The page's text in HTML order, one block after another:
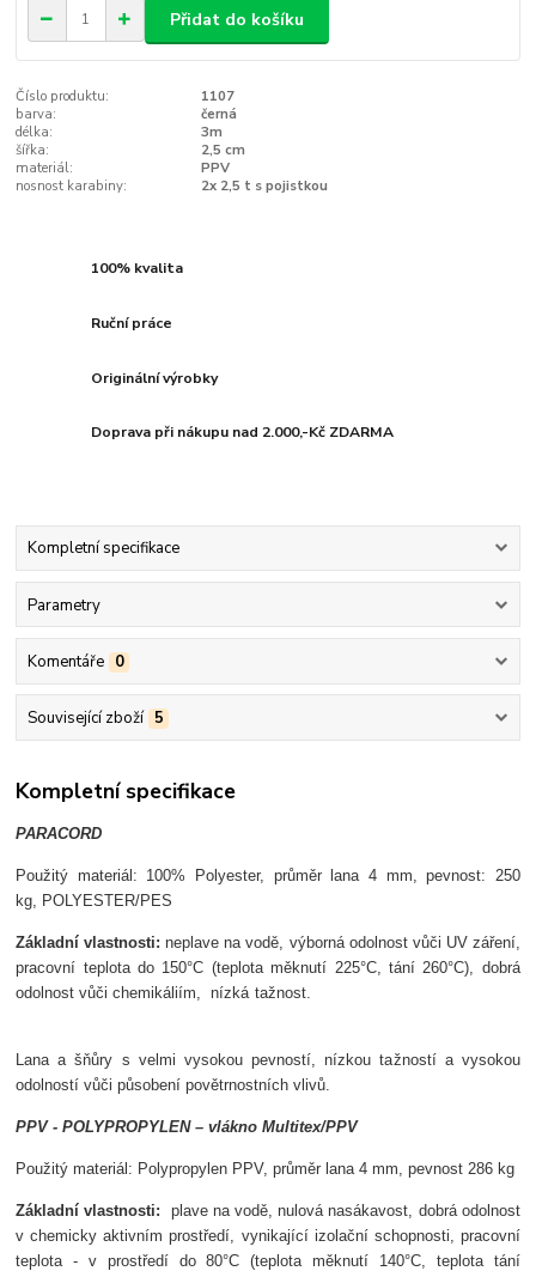
Přidat do košíku
Číslo produktu:
1107
barva:
černá
délka:
3m
šířka:
2,5 cm
materiál:
PPV
nosnost karabiny:
2x 2,5 t s pojistkou
100% kvalita
Ruční práce
Originální výrobky
Doprava při nákupu nad 2.000,-Kč ZDARMA
Kompletní specifikace
Parametry
Komentáře 0
Související zboží 5
Kompletní specifikace
PARACORD
Použitý materiál: 100% Polyester, průměr lana 4 mm, pevnost: 250
kg, POLYESTER/PES
Základní vlastnosti:neplave na vodě, výborná odolnost vůči UV záření,
pracovní teplota do 150°C (teplota měknutí 225°C, tání 260°C),
dobrá
odolnost vůči chemikáliím, nízká tažnost.
Lana ašňůry s velmi vysokou pevností, nízkou tažností a vysokou
odolností vůči působení povětrnostních vlivů.
PPV - POLYPROPYLEN– vlákno Multitex/PPV
Použitý materiál: Polypropylen PPV, průměr lana 4 mm, pevnost 286 kg
Základní vlastnosti: plave na vodě, nulová nasákavost, dobrá odolnost
v chemicky aktivním prostředí, vynikající izolační schopnosti, pracovní
teplota - v prostředí do 80°C (teplota měknutí 140°C, teplota tání